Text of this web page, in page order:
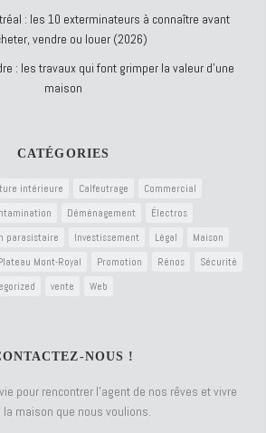
: les 10 exterminateurs à connaître avant
vendre ou louer (2026)
: les travaux qui font grimper la valeur d’une
maison
CATÉGORIES
intérieure Calfeutrage
Commercial
Déménagement
Électros
parasistaire Investissement Légal
Maison
Mont-Royal Promotion Rénos
Sécurité
vente Web
NOUS !
pour rencontrer l’agent de nos rêves et vivre
la maison que nous voulions.